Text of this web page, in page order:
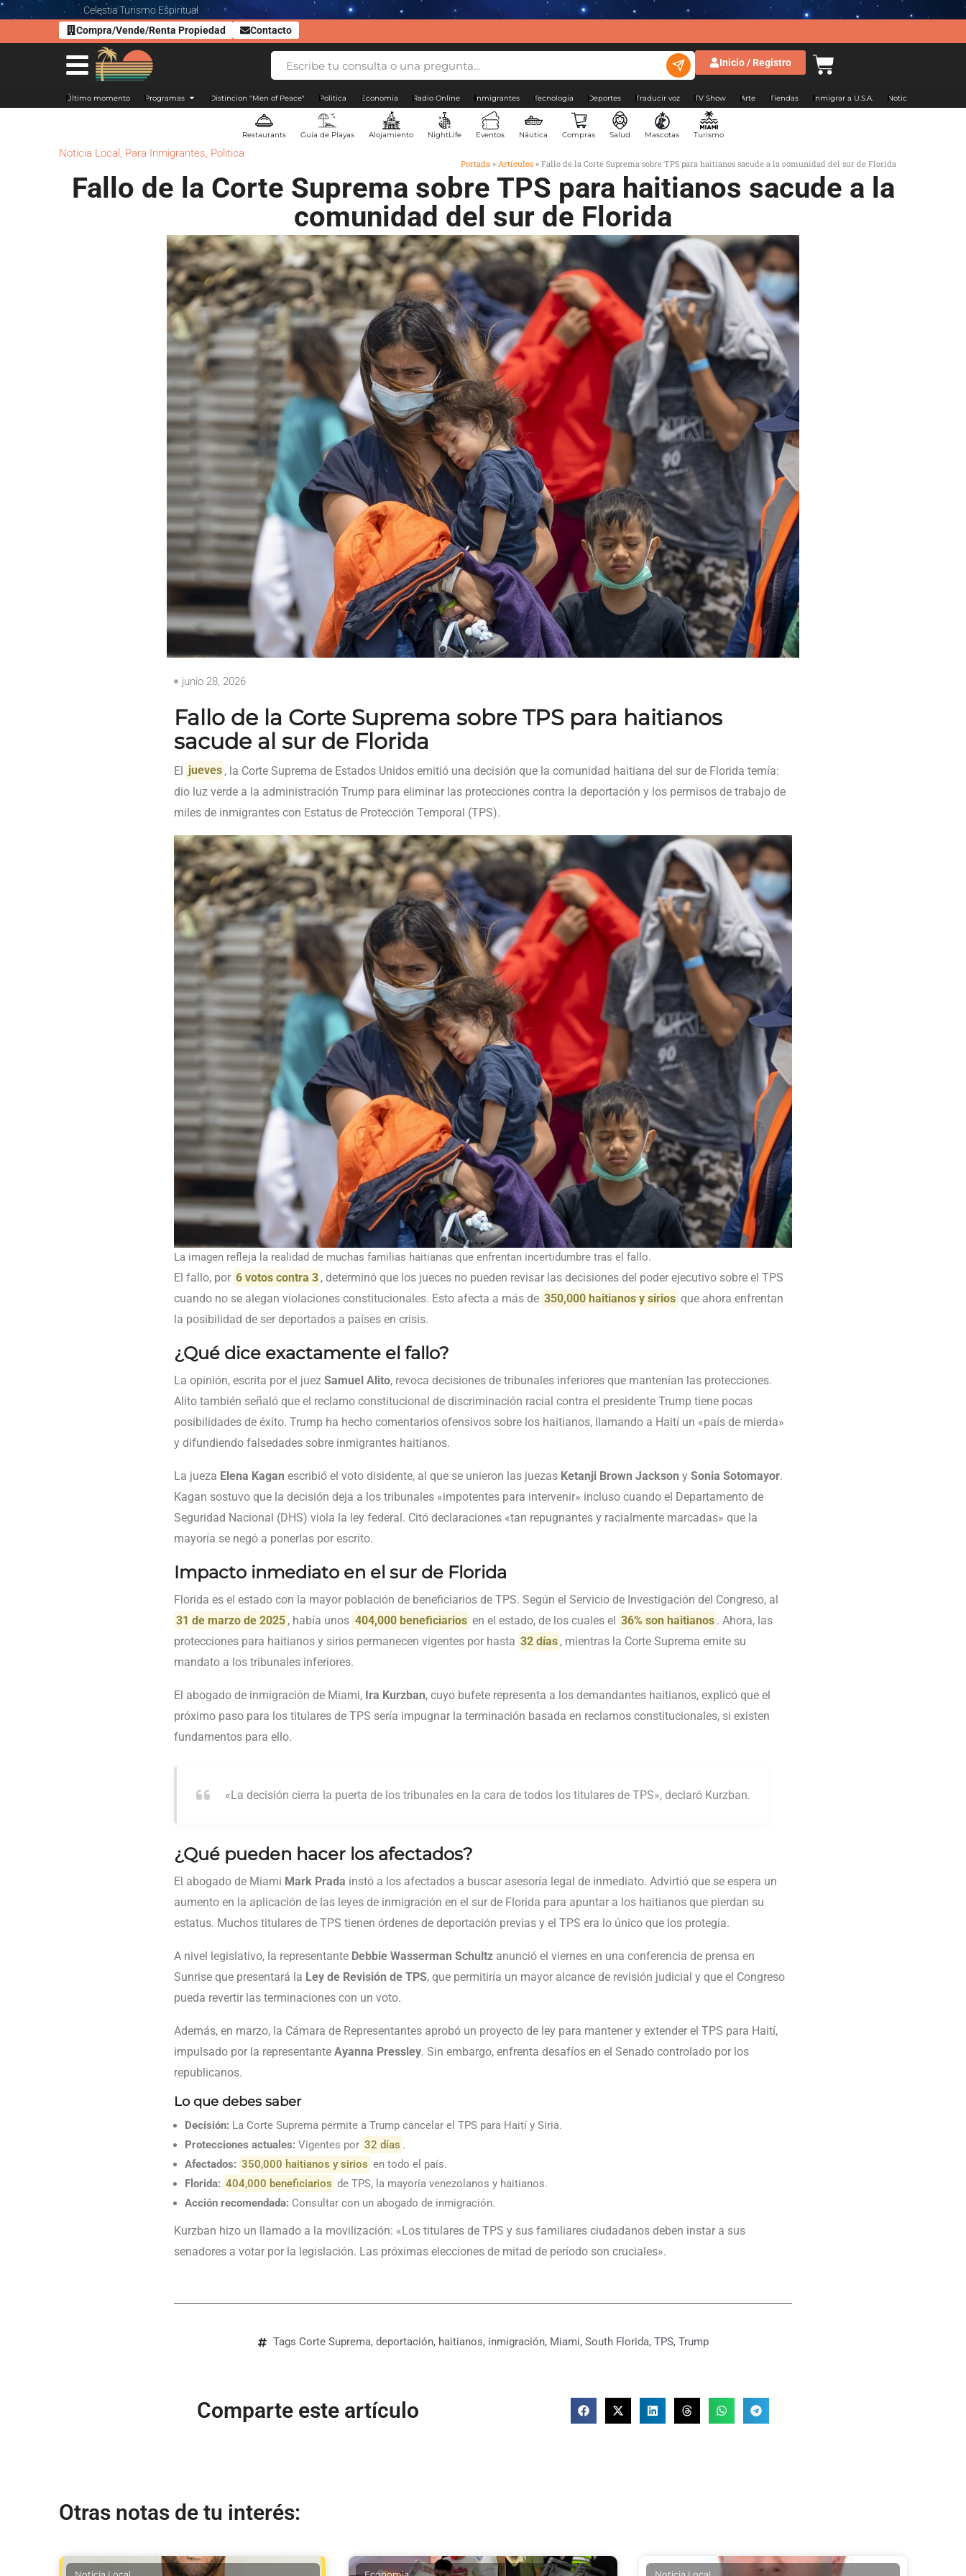
Celestia Turismo Espiritual
Compra/Vende/Renta Propiedad
Contacto
Inicio / Registro
Último momento Programas Distincion "Men of Peace" Politica Economia Radio Online Inmigrantes Tecnología Deportes Traducir voz TV Show Arte Tiendas Inmigrar a U.S.A. Noticias Argentina
Restaurants Guía de Playas Alojamiento NightLife Eventos Náutica Compras Salud Mascotas Turismo
Noticia Local , Para Inmigrantes, Politica
Portada » Artículos » Fallo de la Corte Suprema sobre TPS para haitianos sacude a la comunidad del sur de Florida
Fallo de la Corte Suprema sobre TPS para haitianos sacude a la
comunidad del sur de Florida
junio 28, 2026
Fallo de la Corte Suprema sobre TPS para haitianos
sacude al sur de Florida
El jueves , la Corte Suprema de Estados Unidos emitió una decisión que la comunidad haitiana del sur de Florida temía:
dio luz verde a la administración Trump para eliminar las protecciones contra la deportación y los permisos de trabajo de
miles de inmigrantes con Estatus de Protección Temporal (TPS).
La imagen refleja la realidad de muchas familias haitianas que enfrentan incertidumbre tras el fallo.
El fallo, por 6 votos contra 3 , determinó que los jueces no pueden revisar las decisiones del poder ejecutivo sobre el TPS
cuando no se alegan violaciones constitucionales. Esto afecta a más de 350,000 haitianos y sirios que ahora enfrentan
la posibilidad de ser deportados a países en crisis.
¿Qué dice exactamente el fallo?
La opinión, escrita por el juez Samuel Alito, revoca decisiones de tribunales inferiores que mantenían las protecciones.
Alito también señaló que el reclamo constitucional de discriminación racial contra el presidente Trump tiene pocas
posibilidades de éxito. Trump ha hecho comentarios ofensivos sobre los haitianos, llamando a Haití un «país de mierda»
y difundiendo falsedades sobre inmigrantes haitianos.
La jueza Elena Kagan escribió el voto disidente, al que se unieron las juezas Ketanji Brown Jackson y Sonia Sotomayor.
Kagan sostuvo que la decisión deja a los tribunales «impotentes para intervenir» incluso cuando el Departamento de
Seguridad Nacional (DHS) viola la ley federal. Citó declaraciones «tan repugnantes y racialmente marcadas» que la
mayoría se negó a ponerlas por escrito.
Impacto inmediato en el sur de Florida
Florida es el estado con la mayor población de beneficiarios de TPS. Según el Servicio de Investigación del Congreso, al
31 de marzo de 2025 , había unos 404,000 beneficiarios en el estado, de los cuales el 36% son haitianos . Ahora, las
protecciones para haitianos y sirios permanecen vigentes por hasta 32 días , mientras la Corte Suprema emite su
mandato a los tribunales inferiores.
El abogado de inmigración de Miami, Ira Kurzban, cuyo bufete representa a los demandantes haitianos, explicó que el
próximo paso para los titulares de TPS sería impugnar la terminación basada en reclamos constitucionales, si existen
fundamentos para ello.
«La decisión cierra la puerta de los tribunales en la cara de todos los titulares de TPS», declaró Kurzban.
¿Qué pueden hacer los afectados?
El abogado de Miami Mark Prada instó a los afectados a buscar asesoría legal de inmediato. Advirtió que se espera un
aumento en la aplicación de las leyes de inmigración en el sur de Florida para apuntar a los haitianos que pierdan su
estatus. Muchos titulares de TPS tienen órdenes de deportación previas y el TPS era lo único que los protegía.
A nivel legislativo, la representante Debbie Wasserman Schultz anunció el viernes en una conferencia de prensa en
Sunrise que presentará la Ley de Revisión de TPS, que permitiría un mayor alcance de revisión judicial y que el Congreso
pueda revertir las terminaciones con un voto.
Además, en marzo, la Cámara de Representantes aprobó un proyecto de ley para mantener y extender el TPS para Haití,
impulsado por la representante Ayanna Pressley. Sin embargo, enfrenta desafíos en el Senado controlado por los
republicanos.
Lo que debes saber
Decisión: La Corte Suprema permite a Trump cancelar el TPS para Haití y Siria.
Protecciones actuales: Vigentes por 32 días .
Afectados: 350,000 haitianos y sirios en todo el país.
Florida: 404,000 beneficiarios de TPS, la mayoría venezolanos y haitianos.
Acción recomendada: Consultar con un abogado de inmigración.
Kurzban hizo un llamado a la movilización: «Los titulares de TPS y sus familiares ciudadanos deben instar a sus
senadores a votar por la legislación. Las próximas elecciones de mitad de período son cruciales».
Tags Corte Suprema, deportación, haitianos, inmigración, Miami, South Florida, TPS, Trump
Comparte este artículo
Otras notas de tu interés: